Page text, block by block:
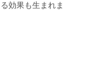
効果も生まれま